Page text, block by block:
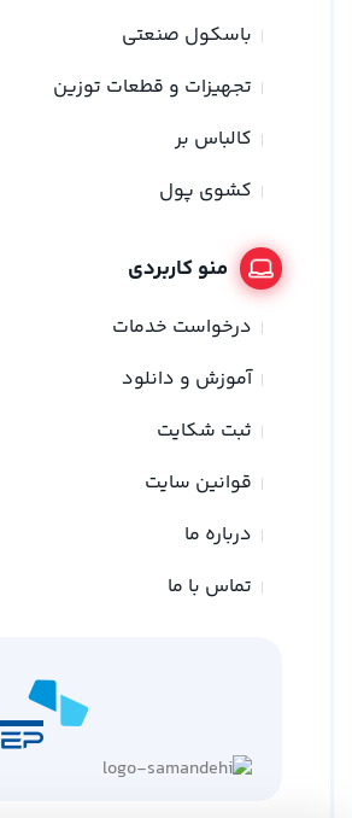
باسکول صنعتی
تجهیزات و قطعات توزین
کالباس بر
کشوی پول
منو کاربردی
درخواست خدمات
آموزش و دانلود
ثبت شکایت
قوانین سایت
درباره ما
تماس با ما